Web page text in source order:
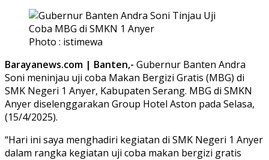
Photo : istimewa
Barayanews.com | Banten,- Gubernur Banten Andra
Soni meninjau uji coba Makan Bergizi Gratis (MBG) di
SMK Negeri 1 Anyer, Kabupaten Serang. MBG di SMKN
Anyer diselenggarakan Group Hotel Aston pada Selasa,
(15/4/2025).
“Hari ini saya menghadiri kegiatan di SMK Negeri 1 Anyer
dalam rangka kegiatan uji coba makan bergizi gratis